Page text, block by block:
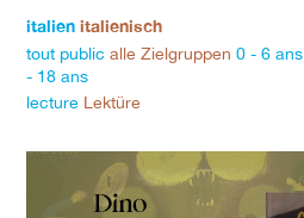
Lesens
und
vielsprachiger
italien italienisch
tout public alle Zielgruppen 0 - 6 ans
- 18 ans
lecture Lektüre